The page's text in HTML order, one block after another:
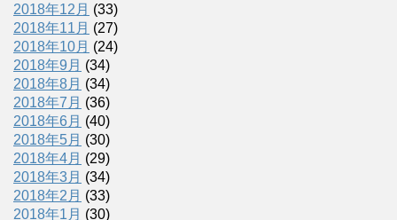
2018年12月 (33)
2018年11月 (27)
2018年10月 (24)
2018年9月 (34)
2018年8月 (34)
2018年7月 (36)
2018年6月 (40)
2018年5月 (30)
2018年4月 (29)
2018年3月 (34)
2018年2月 (33)
2018年1月 (30)